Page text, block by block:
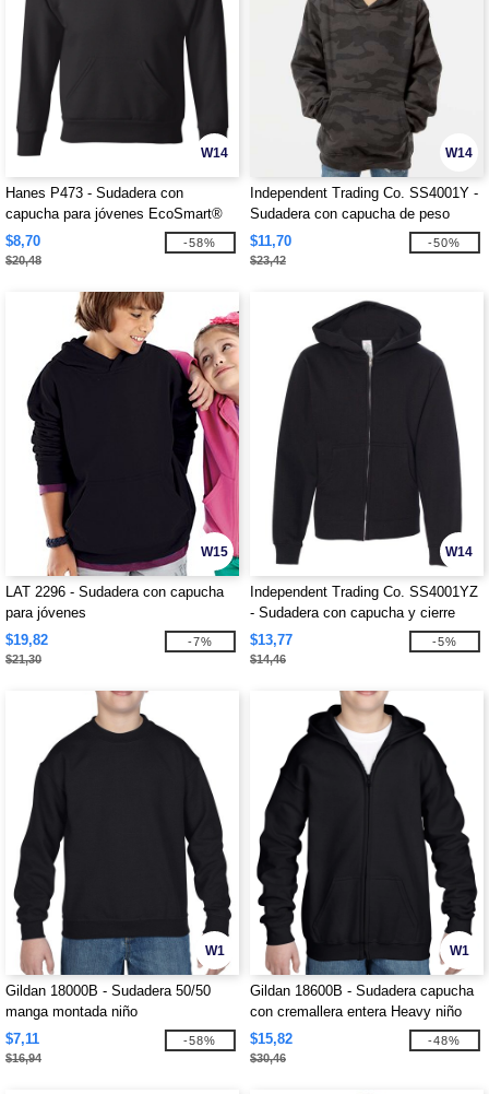
W14
Hanes P473 - Sudadera con
capucha para jóvenes EcoSmart®
$8,70
$20,48
-58%
W14
Independent Trading Co. SS4001Y -
Sudadera con capucha de peso
medio para jóvenes
$11,70
$23,42
-50%
W15
LAT 2296 - Sudadera con capucha
para jóvenes
$19,82
$21,30
-7%
W14
Independent Trading Co. SS4001YZ
- Sudadera con capucha y cierre
completo de peso medio para
jóvenes
$13,77
$14,46
-5%
W1
Gildan 18000B - Sudadera 50/50
manga montada niño
$7,11
$16,94
-58%
W1
Gildan 18600B - Sudadera capucha
con cremallera entera Heavy niño
$15,82
$30,46
-48%